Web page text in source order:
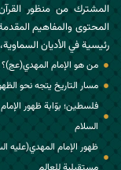
المشترك من منظور
المحتوى والمفاهيم
رئيسية في الأديان
من هو الإمام المهدي(عج)؟
مسار التاريخ يتجه نحو
فلسطين؛ بوّابة ظهور
السلام
ظهور الإمام المهدي(عليه